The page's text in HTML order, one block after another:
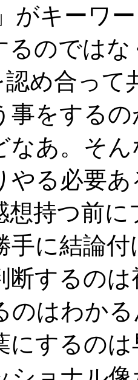
がキーワ
るのでは
め合っ
事をする
なあ。そ
やる必要
想持つ前
手に結論
断するの
のはわか
にするの